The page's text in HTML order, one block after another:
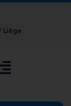
Liège